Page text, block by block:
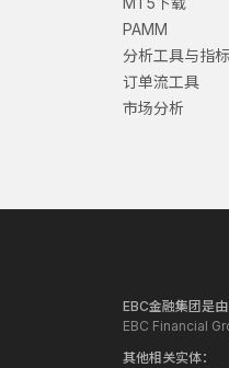
PAMM
分析工具与指标
订单流工具
市场分析
EBC金融集团是
EBC Financial
其他相关实体：